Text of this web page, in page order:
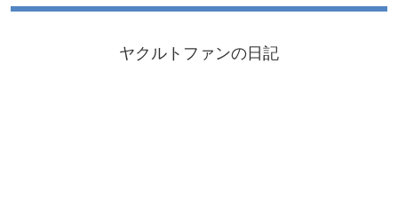
ヤクルトファンの日記